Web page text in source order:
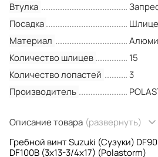
Втулка
Посадка
Материал
Количество шлицев
15
Количество лопастей
3
Производитель
Описание товара (развернуть)
Гребной винт Suzuki (Сузуки)
DF100B (3x13-3/4x17) (Polastorm)